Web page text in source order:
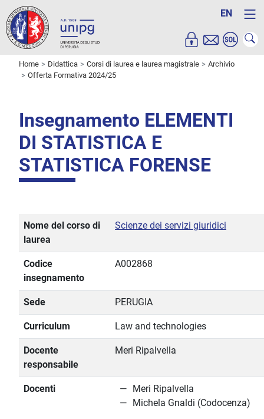
EN
Home Didattica Corsi di laurea e laurea magistrale
Archivio
Offerta Formativa 2024/25
Insegnamento ELEMENTI
DI STATISTICA E
STATISTICA FORENSE
Nome del corso di
laurea
Scienze dei servizi giuridici
Codice
insegnamento
A002868
Sede PERUGIA
Curriculum Law and technologies
Docente
responsabile
Meri Ripalvella
Docenti
Meri Ripalvella
Michela Gnaldi (Codocenza)